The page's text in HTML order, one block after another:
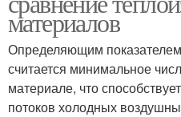
материалов
Определяющим
считается минимальное
материале, что
потоков холодных